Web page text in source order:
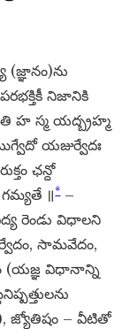
నిజానికి
హ స్మ యద్బ్రహ్మ
యజుర్వేదః
ఛన్దో
॥*–
రెండు విధాలని
సామవేదం,
(యజ్ఞ విధానాన్ని
జ్యోతిషం – వీటితో